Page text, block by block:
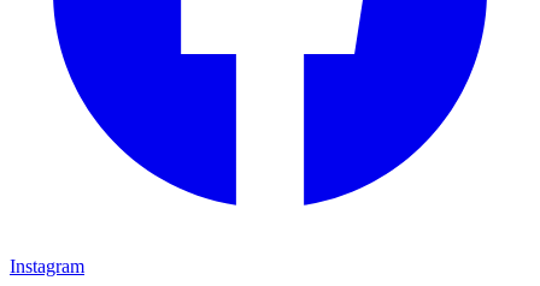
Instagram